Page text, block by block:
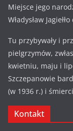
Miejsce jego
Władysław
Tu przybywały i
pielgrzymów,
kwietniu, maju i
Szczepanowie
(w 1936 r.) i
Kontakt